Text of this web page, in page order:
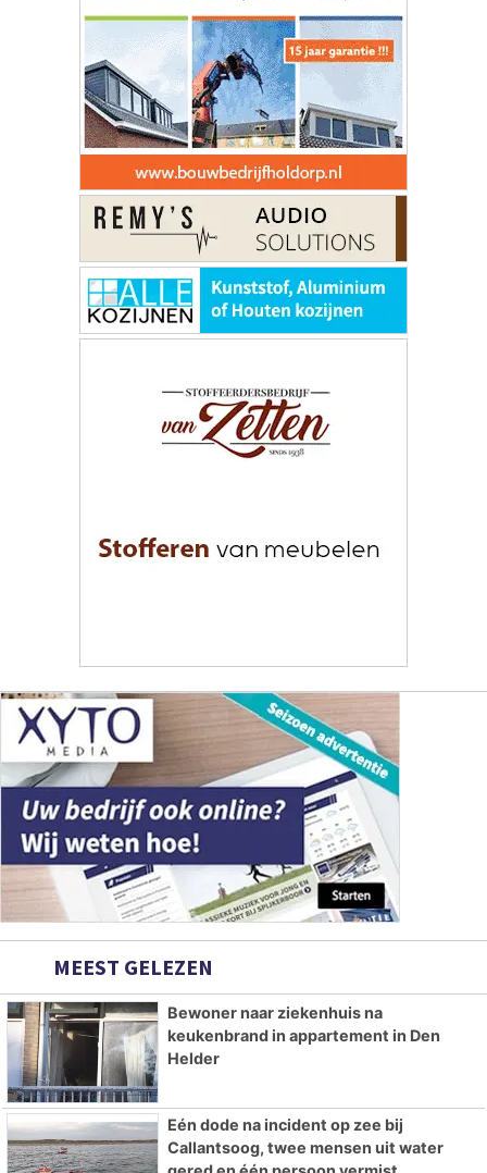
MEEST GELEZEN
Bewoner naar ziekenhuis na
keukenbrand in appartement in Den
Helder
Eén dode na incident op zee bij
Callantsoog, twee mensen uit water